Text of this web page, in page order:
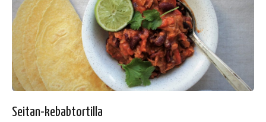
Seitan-kebabtortilla